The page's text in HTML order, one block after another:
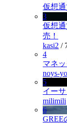
仮想
3
仮想
売！
kasi2 /
4
マネ
noys-
5
イー
milimili
6
GREE